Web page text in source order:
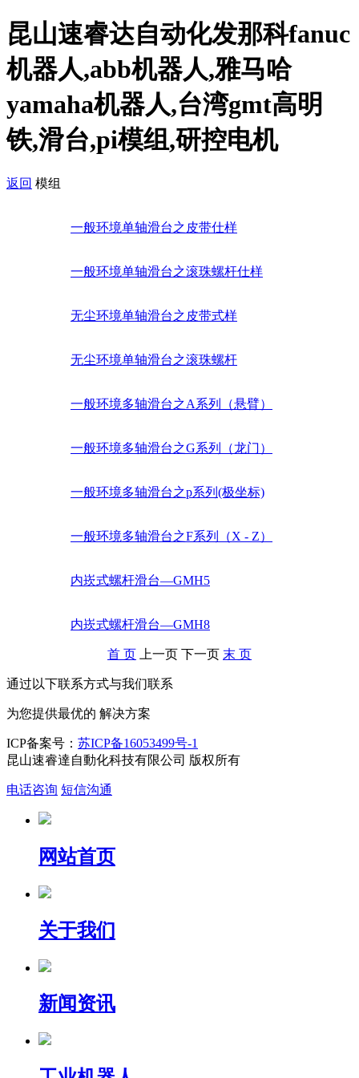
昆山速睿达自动化发那科fanuc
机器人,abb机器人,雅马哈
yamaha机器人,台湾gmt高明
铁,滑台,pi模组,研控电机
返回 模组
一般环境单轴滑台之皮带仕样
一般环境单轴滑台之滚珠螺杆仕样
无尘环境单轴滑台之皮带式样
无尘环境单轴滑台之滚珠螺杆
一般环境多轴滑台之A系列（悬臂）
一般环境多轴滑台之G系列（龙门）
一般环境多轴滑台之p系列(极坐标)
一般环境多轴滑台之F系列（X - Z）
内崁式螺杆滑台—GMH5
内崁式螺杆滑台—GMH8
首 页 上一页 下一页 末 页
通过以下联系方式与我们联系
为您提供最优的 解决方案
ICP备案号： 苏ICP备16053499号-1
昆山速睿達自動化科技有限公司 版权所有
电话咨询 短信沟通
网站首页
关于我们
新闻资讯